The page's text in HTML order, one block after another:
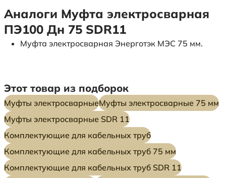
Аналоги Муфта электросварная
ПЭ100 Дн 75 SDR11
Муфта электросварная Энерготэк МЭС 75 мм.
Этот товар из подборок
Муфты электросварныеМуфты электросварные 75 мм
Муфты электросварные SDR 11
Комплектующие для кабельных труб
Комплектующие для кабельных труб 75 мм
Комплектующие для кабельных труб SDR 11